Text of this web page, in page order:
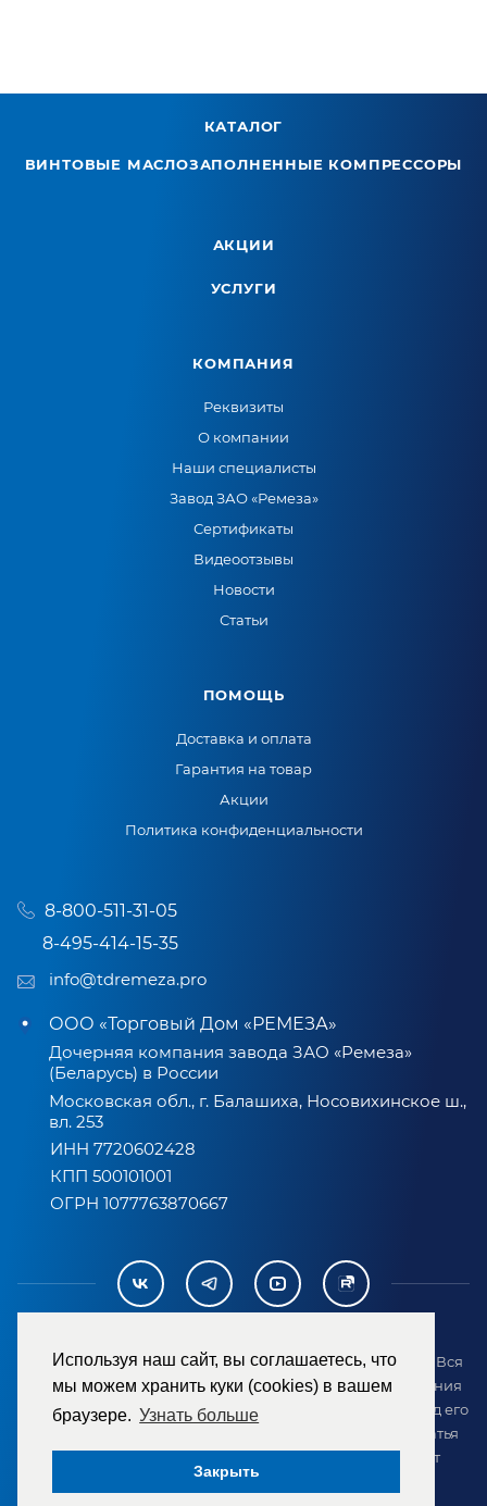
Используя наш сайт, вы соглашаетесь, что
мы можем хранить куки (cookies) в вашем
браузере. Узнать больше
Закрыть
КАТАЛОГ
ВИНТОВЫЕ МАСЛОЗАПОЛНЕННЫЕ КОМПРЕССОРЫ
АКЦИИ
УСЛУГИ
КОМПАНИЯ
Реквизиты
О компании
Наши специалисты
Завод ЗАО «Ремеза»
Сертификаты
Видеоотзывы
Новости
Статьи
ПОМОЩЬ
Доставка и оплата
Гарантия на товар
Акции
Политика конфиденциальности
8-800-511-31-05
8-495-414-15-35
info@tdremeza.pro
ООО «Торговый Дом «РЕМЕЗА»
Дочерняя компания завода ЗАО «Ремеза»
(Беларусь) в России
Московская обл., г. Балашиха, Носовихинское ш.,
вл. 253
ИНН 7720602428
КПП 500101001
ОГРН 1077763870667
2007-2026 © ООО «ТД «РЕМЕЗА». Все права защищены. Вся
информация на сайте размещена в целях предоставления
возможности покупателю ознакомиться с товаром перед его
приобретением и не является публичной офертой (статья
437 ГК РФ). Внешний вид товара может отличаться от
представленного на сайте.